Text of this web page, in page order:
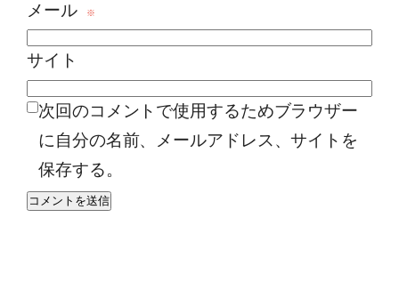
メール ※
サイト
次回のコメントで使用するためブラウザー
に自分の名前、メールアドレス、サイトを
保存する。